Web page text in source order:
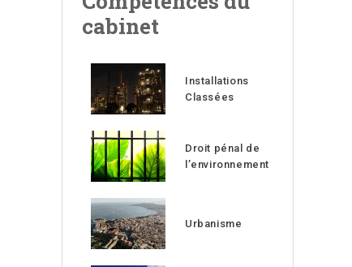
cabinet
Installations
Classées
Droit pénal de
l’environnement
Urbanisme